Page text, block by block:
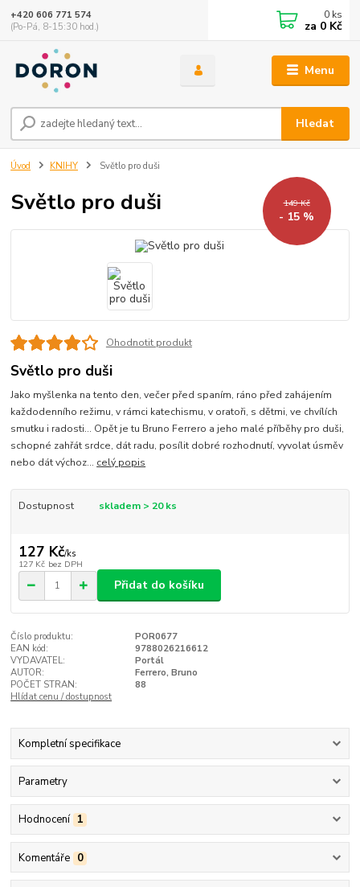
Menu
Hledat
+420 606 771 574
(Po-Pá, 8-15:30 hod.)
0 ks
za 0 Kč
Úvod KNIHY Světlo pro duši
Světlo pro duši 149 Kč
- 15 %
Ohodnotit produkt
Světlo pro duši
Jako myšlenka na tento den, večer před spaním, ráno před zahájením
každodenního režimu, v rámci katechismu, v oratoři, s dětmi, ve chvílích
smutku i radosti… Opět je tu Bruno Ferrero a jeho malé příběhy pro duši,
schopné zahřát srdce, dát radu, posílit dobré rozhodnutí, vyvolat úsměv
nebo dát výchoz... celý popis
Dostupnost skladem > 20 ks
127 Kč/ks
127 Kč bez DPH
Přidat do košíku
Číslo produktu:
POR0677
EAN kód:
9788026216612
VYDAVATEL:
Portál
AUTOR:
Ferrero, Bruno
POČET STRAN:
88
Hlídat cenu / dostupnost
Kompletní specifikace
Parametry
Hodnocení 1
Komentáře 0